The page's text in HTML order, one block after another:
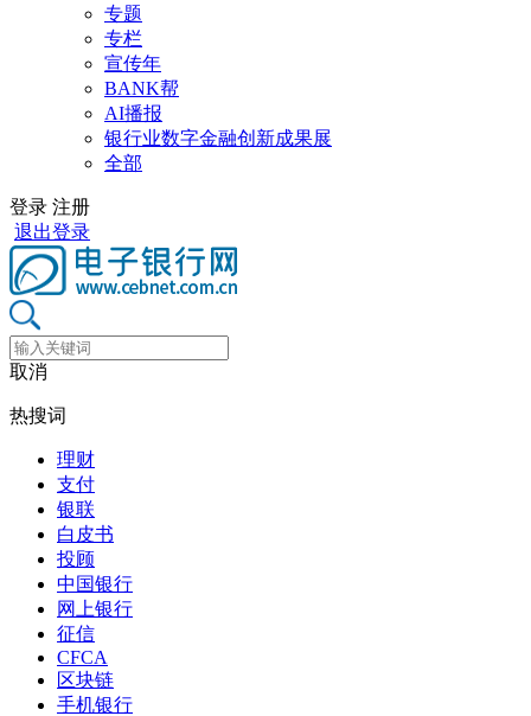
专题
专栏
宣传年
BANK帮
AI播报
银行业数字金融创新成果展
全部
登录 注册
退出登录
取消
热搜词
理财
支付
银联
白皮书
投顾
中国银行
网上银行
征信
CFCA
区块链
手机银行